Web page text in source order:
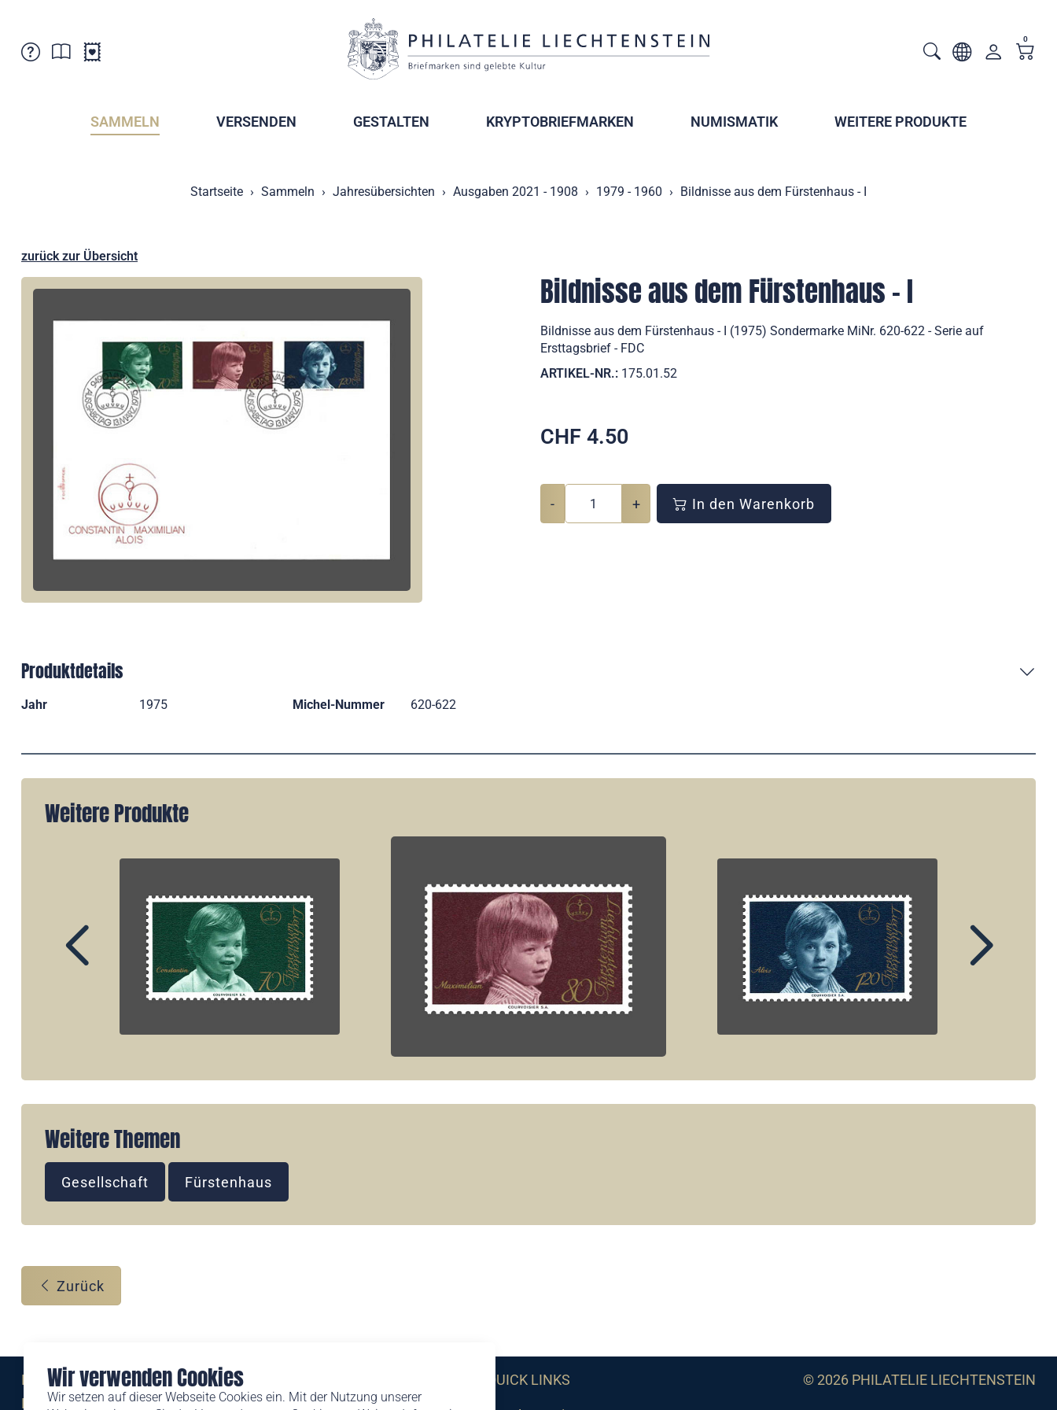
Wir verwenden Cookies
Wir setzen auf dieser Webseite Cookies ein. Mit der Nutzung unserer
Verkaufsstellen
Postcrossing
Abonnemente
0
SAMMELN VERSENDEN GESTALTEN KRYPTOBRIEFMARKEN NUMISMATIK WEITERE PRODUKTE
Startseite Sammeln Jahresübersichten Ausgaben 2021 - 1908 1979 - 1960 Bildnisse aus dem Fürstenhaus - I
zurück zur Übersicht
Bildnisse aus dem Fürstenhaus - I
Bildnisse aus dem Fürstenhaus - I (1975) Sondermarke MiNr. 620-622 - Serie auf
Ersttagsbrief - FDC
ARTIKEL-NR.: 175.01.52
CHF 4.50
- + In den Warenkorb
Produktdetails
Jahr 1975 Michel-Nummer 620-622
Weitere Produkte
Weitere Themen
Gesellschaft Fürstenhaus
Zurück
Eine Marke der
Liechtensteinischen Post AG
QUICK LINKS © 2026 PHILATELIE LIECHTENSTEIN